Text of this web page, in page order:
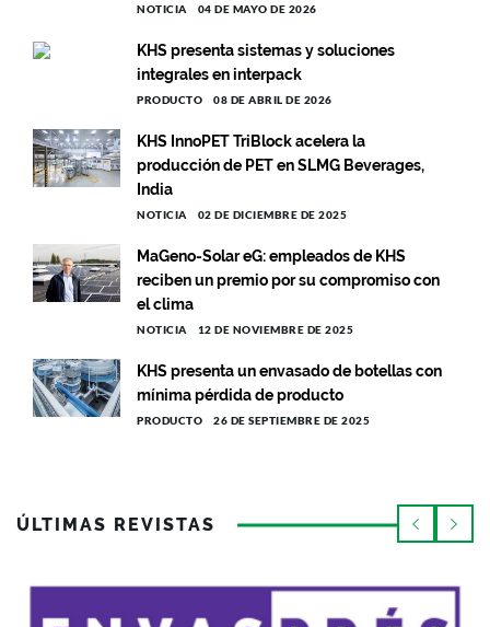
NOTICIA 04 DE MAYO DE 2026
KHS presenta sistemas y soluciones
integrales en interpack
PRODUCTO 08 DE ABRIL DE 2026
KHS InnoPET TriBlock acelera la
producción de PET en SLMG Beverages,
India
NOTICIA 02 DE DICIEMBRE DE 2025
MaGeno-Solar eG: empleados de KHS
reciben un premio por su compromiso con
el clima
NOTICIA 12 DE NOVIEMBRE DE 2025
KHS presenta un envasado de botellas con
mínima pérdida de producto
PRODUCTO 26 DE SEPTIEMBRE DE 2025
ÚLTIMAS REVISTAS